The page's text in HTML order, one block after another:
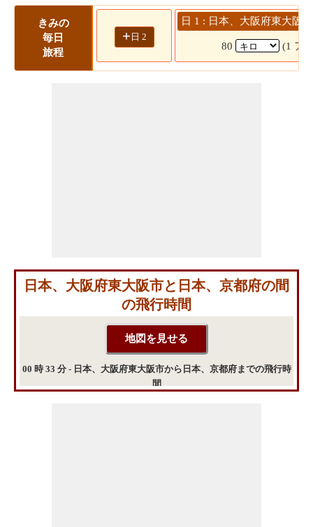
きみの
毎日
旅程
+ 日 2
日 1 : 日本、大阪府東大阪
80 (1 ア
日本、大阪府東大阪市と日本、京都府の間
の飛行時間
00 時 33 分 - 日本、大阪府東大阪市から日本、京都府までの飛行時
間